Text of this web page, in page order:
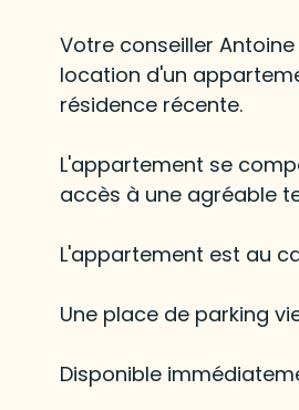
Votre conseiller Antoine
location d'un
résidence récente.
L'appartement se
accès à une agréable
L'appartement est au
Une place de parking
Disponible